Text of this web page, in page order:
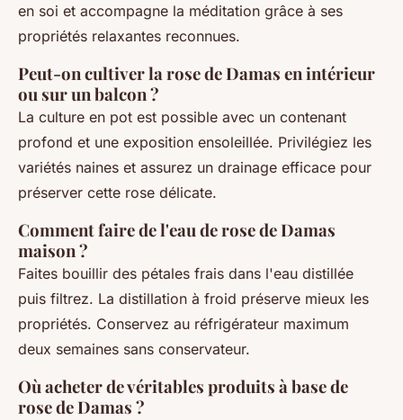
en soi et accompagne la méditation grâce à ses
propriétés relaxantes reconnues.
Peut-on cultiver la rose de Damas en intérieur
ou sur un balcon ?
La culture en pot est possible avec un contenant
profond et une exposition ensoleillée. Privilégiez les
variétés naines et assurez un drainage efficace pour
préserver cette rose délicate.
Comment faire de l'eau de rose de Damas
maison ?
Faites bouillir des pétales frais dans l'eau distillée
puis filtrez. La distillation à froid préserve mieux les
propriétés. Conservez au réfrigérateur maximum
deux semaines sans conservateur.
Où acheter de véritables produits à base de
rose de Damas ?